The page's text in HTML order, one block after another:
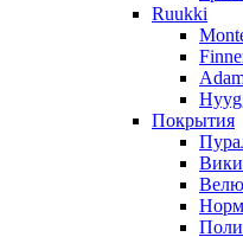
Ruukki
Покрытия